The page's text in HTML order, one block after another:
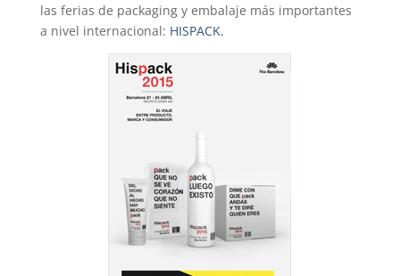
las ferias de packaging y embalaje más importantes
a nivel internacional: HISPACK.